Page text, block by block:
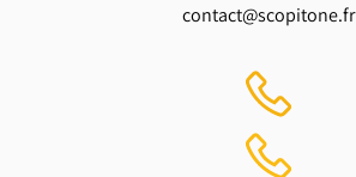
contact@scopitone.fr